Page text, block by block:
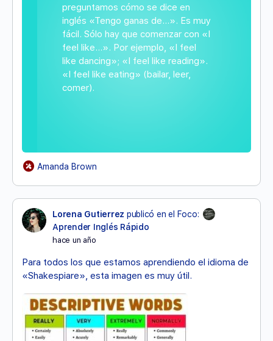
preguntamos cómo se dice en
inglés «Tengo ganas de…». Es muy
fácil. Sólo hay que comenzar con «I
feel like…». Por ejemplo, «I feel
like dancing»; «I feel like reading».
«I feel like eating» (bailar, leer,
comer).
Amanda Brown
Lorena Gutierrez publicó en el Foco:
Aprender Inglés Rápido
hace un año
Para todos los que estamos aprendiendo el idioma de
«Shakespiare», esta imagen es muy útil.